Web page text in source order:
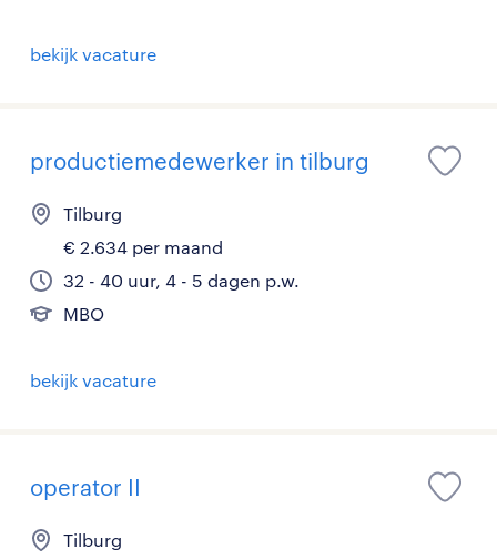
bekijk vacature
productiemedewerker in tilburg
Tilburg
€ 2.634 per maand
32 - 40 uur, 4 - 5 dagen p.w.
MBO
bekijk vacature
operator II
Tilburg